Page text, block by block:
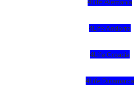
4Life Alemania
4Life Andorra
4Life Croacia
4Life Dinamarca